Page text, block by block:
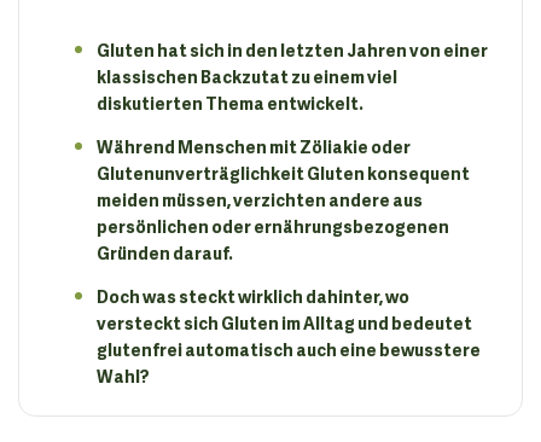
Gluten hat sich in den letzten Jahren von einer
klassischen Backzutat zu einem viel
diskutierten Thema entwickelt.
Während Menschen mit Zöliakie oder
Glutenunverträglichkeit Gluten konsequent
meiden müssen, verzichten andere aus
persönlichen oder ernährungsbezogenen
Gründen darauf.
Doch was steckt wirklich dahinter, wo
versteckt sich Gluten im Alltag und bedeutet
glutenfrei automatisch auch eine bewusstere
Wahl?